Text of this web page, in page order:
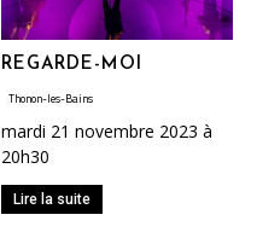
REGARDE-MOI
Thonon-les-Bains
mardi 21 novembre 2023 à
20h30
Lire la suite